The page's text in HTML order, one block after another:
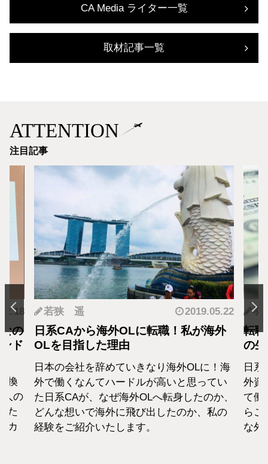
CA Media ライター一覧
取材記事一覧
ATTENTION
注目記事
の
ド
換
人の
た
カ
若狭 遥 2019.05.22
日系CAから海外OLに転職！私が海外
OLを目指した理由
日本の会社を辞めていきなり海外OLに！海
外で働くなんてハードルが高いと思ってい
た日系CAが、なぜ海外OLへ転身したのか、
どんな想いで海外に飛び出したのか、私の
経験をご紹介いたします。
羽
転
の
日
外資
て働
らこ
な外